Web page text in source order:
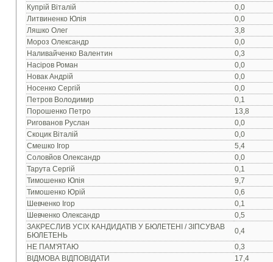
Купрій Віталій
0,0
Литвиненко Юлія
0,0
Ляшко Олег
3,8
Мороз Олександр
0,0
Наливайченко Валентин
0,3
Насіров Роман
0,0
Новак Андрій
0,0
Носенко Сергій
0,0
Петров Володимир
0,1
Порошенко Петро
13,8
Ригованов Руслан
0,0
Скоцик Віталій
0,0
Смешко Ігор
5,4
Соловйов Олександр
0,0
Тарута Сергій
0,1
Тимошенко Юлія
9,7
Тимошенко Юрій
0,6
Шевченко Ігор
0,1
Шевченко Олександр
0,5
ЗАКРЕСЛИВ УСІХ КАНДИДАТІВ У БЮЛЕТЕНІ / ЗІПСУВАВ
БЮЛЕТЕНЬ
0,4
НЕ ПАМ'ЯТАЮ
0,3
ВІДМОВА ВІДПОВІДАТИ
17,4